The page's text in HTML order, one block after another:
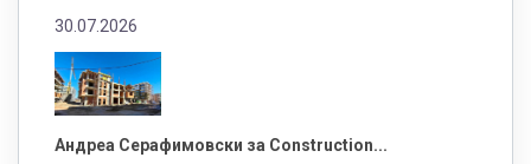
30.07.2026
Андреа Серафимовски за Construction...